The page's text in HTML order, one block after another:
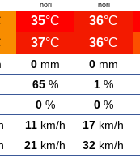
nori
nori
35°C 36°C
37°C 36°C
0mm 0mm
65% 1%
0% 0%
11km/h 17 km/h
21 km/h 32 km/h